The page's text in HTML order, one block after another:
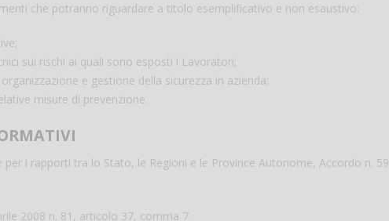
che potranno riguardare a titolo esemplificativo e non esaustivo:
sui rischi ai quali sono esposti i Lavoratori;
e gestione della sicurezza in azienda;
misure di prevenzione.
per i rapporti tra lo Stato, le Regioni e le Province Autonome, Accordo n.
2008 n. 81, articolo 37, comma 7.